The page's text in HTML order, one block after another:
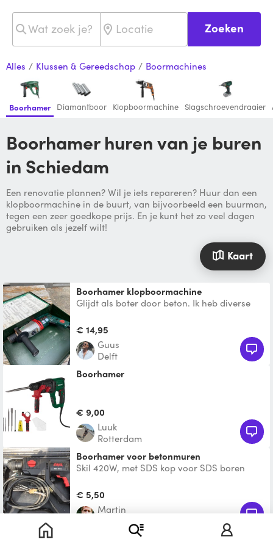
Zoeken
Alles / Klussen & Gereedschap / Boormachines
Boorhamer Diamantboor Klopboormachine Slagschroevendraaier
Boorhamer huren van je buren
in Schiedam
Een renovatie plannen? Wil je iets repareren? Huur dan een
klopboormachine in de buurt, van bijvoorbeeld een buurman,
tegen een zeer goedkope prijs. En je kunt het zo veel dagen
gebruiken als jezelf wilt!
Kaart
boorhamer klopboormachine
Glijdt als boter door beton. Ik heb diverse
kom gerust eve
€ 14,95
Guus
Delft
Boorhamer
€ 9,00
Luuk
Rotterdam
boorhamer voor betonmuren
Skil 420W, met SDS kop voor SDS boren
€ 5,50
Martin
Pijnacker
Boorhamer / klopboormachine HBM